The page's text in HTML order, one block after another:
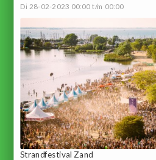
Di 28-02-2023 00:00 t/m 00:00
Strandfestival Zand